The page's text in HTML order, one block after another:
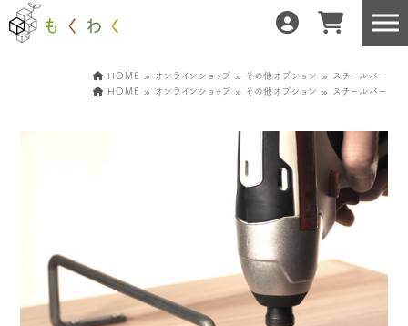
地域の職人の手仕事で
森と暮らしを環る
運営会社紹介／もくわくへの想い
産地・製造所紹介 樹種紹介
産地との相性診断
HOME » オンラインショップ » その他オプション » スチールバー
HOME » オンラインショップ » その他オプション » スチールバー